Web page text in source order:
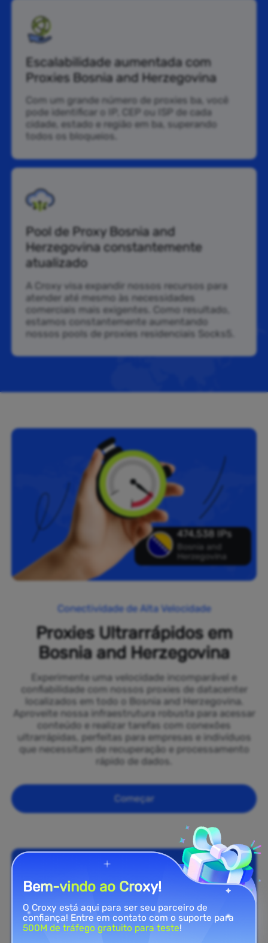
Escalabilidade aumentada com
Proxies Bosnia and Herzegovina
Com um grande número de proxies ba, você
pode identificar o IP, CEP ou ISP de cada
cidade, estado e região em ba, superando
todos os bloqueios.
Pool de Proxy Bosnia and
Herzegovina constantemente
atualizado
A Croxy visa expandir nossos recursos para
atender até mesmo às necessidades
comerciais mais exigentes. Como resultado,
estamos constantemente aumentando
nossos pools de proxies residenciais Socks5.
474,538 IPs
Bosnia and
Herzegovina
Conectividade de Alta Velocidade
Proxies Ultrarrápidos em
Bosnia and Herzegovina
Experimente uma velocidade incomparável e
confiabilidade com nossos proxies de datacenter
localizados em todo o Bosnia and Herzegovina.
Aproveite nossa infraestrutura robusta para acessar
conteúdo e realizar tarefas com conexões
ultrarrápidas, perfeitas para empresas e indivíduos
que necessitam de recuperação e processamento
rápido de dados.
Começar
Bem-vindo ao Croxy!
O Croxy está aqui para ser seu parceiro de
confiança! Entre em contato com o suporte para
500M de tráfego gratuito para teste!